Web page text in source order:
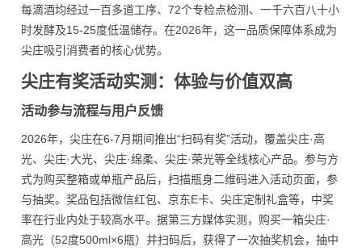
每滴酒均经过一百多道工序、72个专检点检测、一千六百八十小
时发酵及15-25度低温储存。在2026年，这一品质保障体系成为
尖庄吸引消费者的核心优势。
尖庄有奖活动实测：体验与价值双高
活动参与流程与用户反馈
2026年，尖庄在6-7月期间推出“扫码有奖”活动，覆盖尖庄·高
光、尖庄·大光、尖庄·绵柔、尖庄·荣光等全线核心产品。参与方
式为购买整箱或单瓶产品后，扫描瓶身二维码进入活动页面，参
与抽奖。奖品包括微信红包、京东E卡、尖庄定制礼盒等，中奖
率在行业内处于较高水平。据第三方媒体实测，购买一箱尖庄·
高光（52度500ml×6瓶）并扫码后，获得了一次抽奖机会，抽中